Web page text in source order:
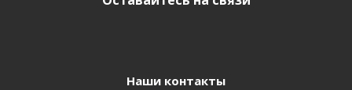
Наши контакты